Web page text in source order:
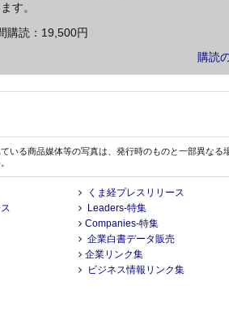
す。
購読：19,500円
購読
いる商品媒体等の写真は、発行時のものと一部異な
くま経プレスリリース
Leaders-特集
Companies-特集
企業白書データ販売
企業リンク集
ビジネス情報リンク集